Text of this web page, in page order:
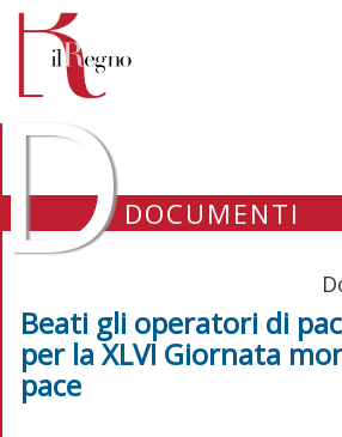
DOCUMENTI
Beati gli operatori di
per la XLVI Giornata
pace